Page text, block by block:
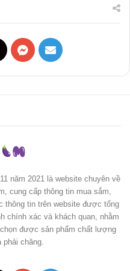
ThreadsMessenger
Mail
năm 2021 là website chuyên về
cung cấp thông tin mua sắm,
thông tin trên website được tổng
chính xác và khách quan, nhằm
được sản phẩm chất lượng
chăng.